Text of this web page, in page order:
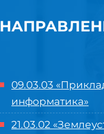
09.03.03
информатика»
21.03.02